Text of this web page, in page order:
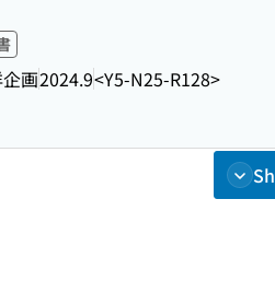
画2024.9<Y5-N25-R128>